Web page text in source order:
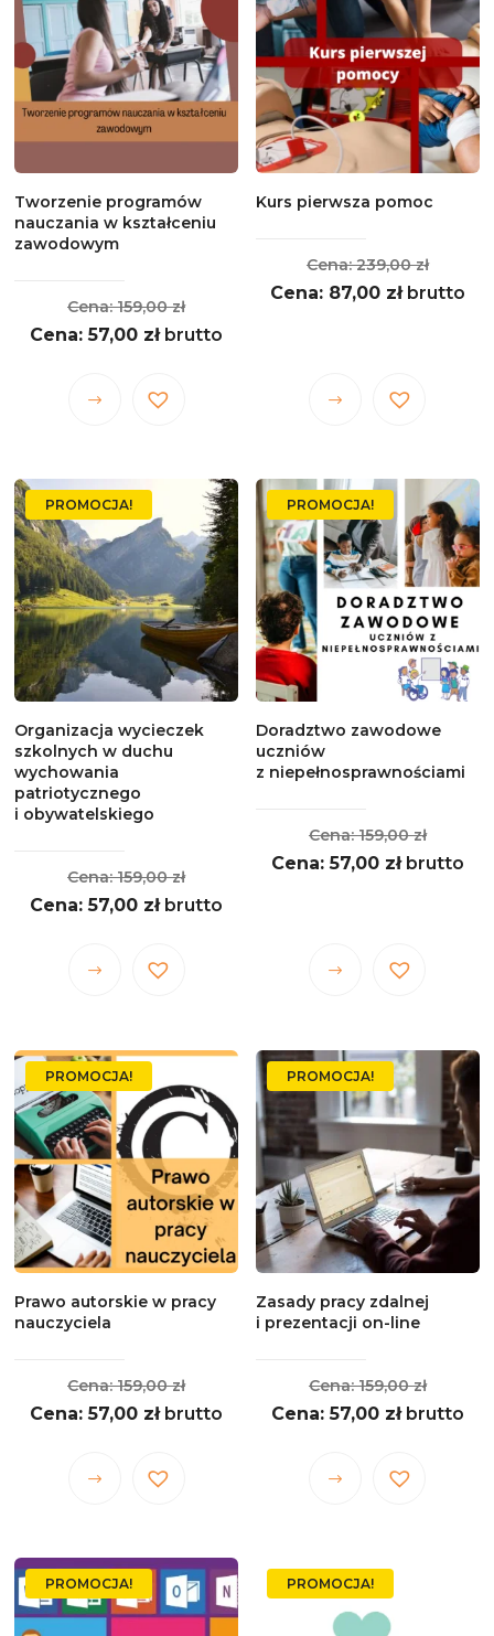
Opcje
można
wybrać
na
stronie
Opcje
można
wybrać
na
stronie
produktu
Tworzenie programów
nauczania w kształceniu
zawodowym
159,00złPierwotna
cena
57,00 złAktualna
wynosi:
brutto
Ten
wiele
wariantów.
Opcje
można
wybrać
na
stronie
produktu
Kurs pierwsza pomoc
239,00zł
cena
87,00 złAktualna
brutto
Ten
wiele
wariantów.
Opcje
można
wybrać
na
stronie
produktu
PROMOCJA!
Organizacja wycieczek
szkolnych w duchu
wychowania
patriotycznego
i obywatelskiego
159,00złPierwotna
cena
57,00 złAktualna
wynosi:
brutto
Ten
wiele
wariantów.
Opcje
można
wybrać
na
stronie
produktu
PROMOCJA!
Doradztwo zawodowe
uczniów
z niepełnosprawnościami
159,00zł
cena
57,00 złAktualna
brutto
Ten
wiele
wariantów.
Opcje
można
wybrać
na
stronie
produktu
PROMOCJA!
Prawo autorskie w pracy
nauczyciela
159,00złPierwotna
cena
57,00 złAktualna
wynosi:
brutto
Ten
wiele
wariantów.
Opcje
PROMOCJA!
Zasady pracy zdalnej
i prezentacji on-line
159,00zł
cena
57,00 złAktualna
wynosi:
brutto
Ten
wiele
wariantów.
Opcje
PROMOCJA! PROMOCJA!